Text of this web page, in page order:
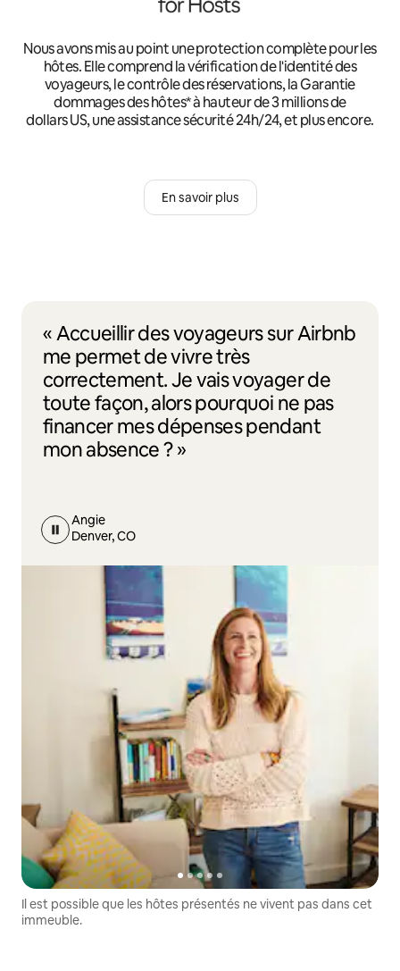
Nous avons mis au point une protection complète pour les
hôtes. Elle comprend la vérification de l'identité des
voyageurs, le contrôle des réservations, la Garantie
dommages des hôtes* à hauteur de 3 millions de
dollars US, une assistance sécurité 24h/24, et plus encore.
En savoir plus
« Accueillir des voyageurs sur Airbnb
me permet de vivre très
correctement. Je vais voyager de
toute façon, alors pourquoi ne pas
financer mes dépenses pendant
mon absence ? »
Angie
Denver, CO
Il est possible que les hôtes présentés ne vivent pas dans cet
immeuble.